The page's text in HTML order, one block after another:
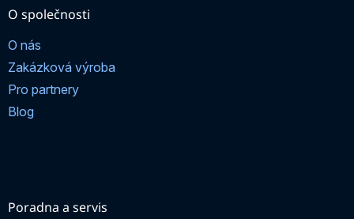
O společnosti
O nás
Zakázková výroba
Pro partnery
Blog
Poradna a servis